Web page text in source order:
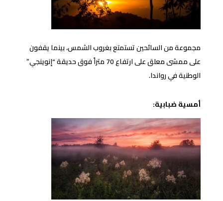
مجموعة من السائحين تستمتع بغروب الشمس، بينما يقفون
على ممشى معلق على ارتفاع 70 متراً فوق حديقة “إنوينجي”
الوطنية في رواندا.
أمسية ضبابية: